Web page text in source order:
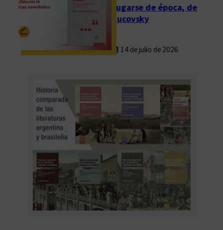
Fugarse de época, de
Rucovsky
14 de julio de 2026